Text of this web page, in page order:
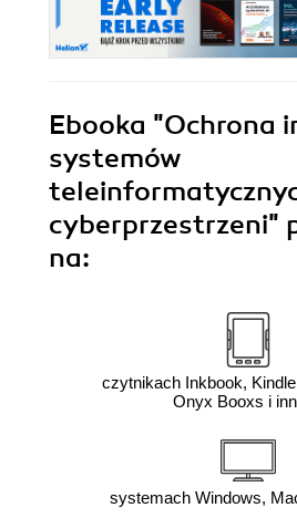
Ebooka "Ochrona
systemów
cyberprzestrzeni"
na:
czytnikach Inkbook,
Onyx Booxs i
systemach Windows,